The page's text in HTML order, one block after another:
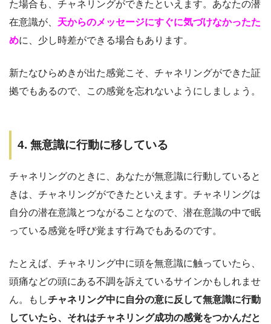
た場合も、チャネリングができたといえます。あなたの潜
在意識が、 天からのメッセージにすぐに気づけなかったた
めに、少し時差ができる場合もあります。
新たなひらめきが出た感覚こそ、チャネリングができた証
拠でもあるので、この感覚を忘れないようにしましょう。
4. 無意識に行動に移している
チャネリングのときに、あなたが無意識に行動していると
きは、チャネリングができたといえます。チャネリングは
自分の潜在意識とつながることなので、潜在意識の中で眠
っている感覚を呼び覚ます行為でもあるのです。
たとえば、チャネリング中に頭を無意識に触っていたら、
頭痛などの頭にある不調を訴えているサインかもしれませ
ん。もしチャネリング中に自分の意に反して無意識に行動
していたら、それはチャネリング成功の感覚をつかんだと